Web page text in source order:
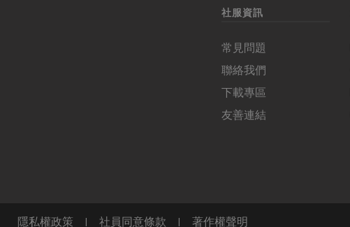
社服資訊
常見問題
聯絡我們
下載專區
友善連結
隱私權政策 | 社員同意條款 | 著作權聲明